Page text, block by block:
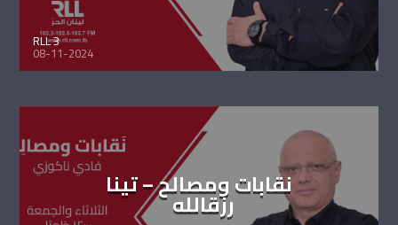
RLL 3
08-11-2024
نقابات ومصالح – تينا
رزقالله